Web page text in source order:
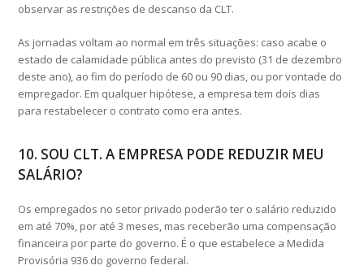
observar as restrições de descanso da CLT.
As jornadas voltam ao normal em três situações: caso acabe o
estado de calamidade pública antes do previsto (31 de dezembro
deste ano), ao fim do período de 60 ou 90 dias, ou por vontade do
empregador. Em qualquer hipótese, a empresa tem dois dias
para restabelecer o contrato como era antes.
10. SOU CLT. A EMPRESA PODE REDUZIR MEU
SALÁRIO?
Os empregados no setor privado poderão ter o salário reduzido
em até 70%, por até 3 meses, mas receberão uma compensação
financeira por parte do governo. É o que estabelece a Medida
Provisória 936 do governo federal.